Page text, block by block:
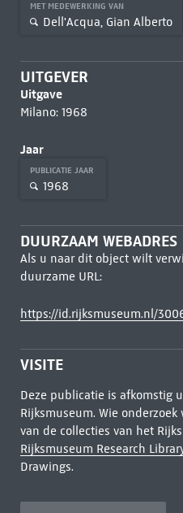
MET MEDEWERKING VAN
Dell'Acqua, Gian Alberto
UITGEVER
Uitgave
Milano: 1968
Jaar
PUBLICATIE JAAR
1968
DUURZAAM WEBADRES
Als u naar dit object wilt
duurzame URL:
https://id.rijksmuseum.nl/
VISITE
Deze publicatie is afkomstig
Rijksmuseum. Wie
van de collecties van het
Rijksmuseum Research
Drawings.